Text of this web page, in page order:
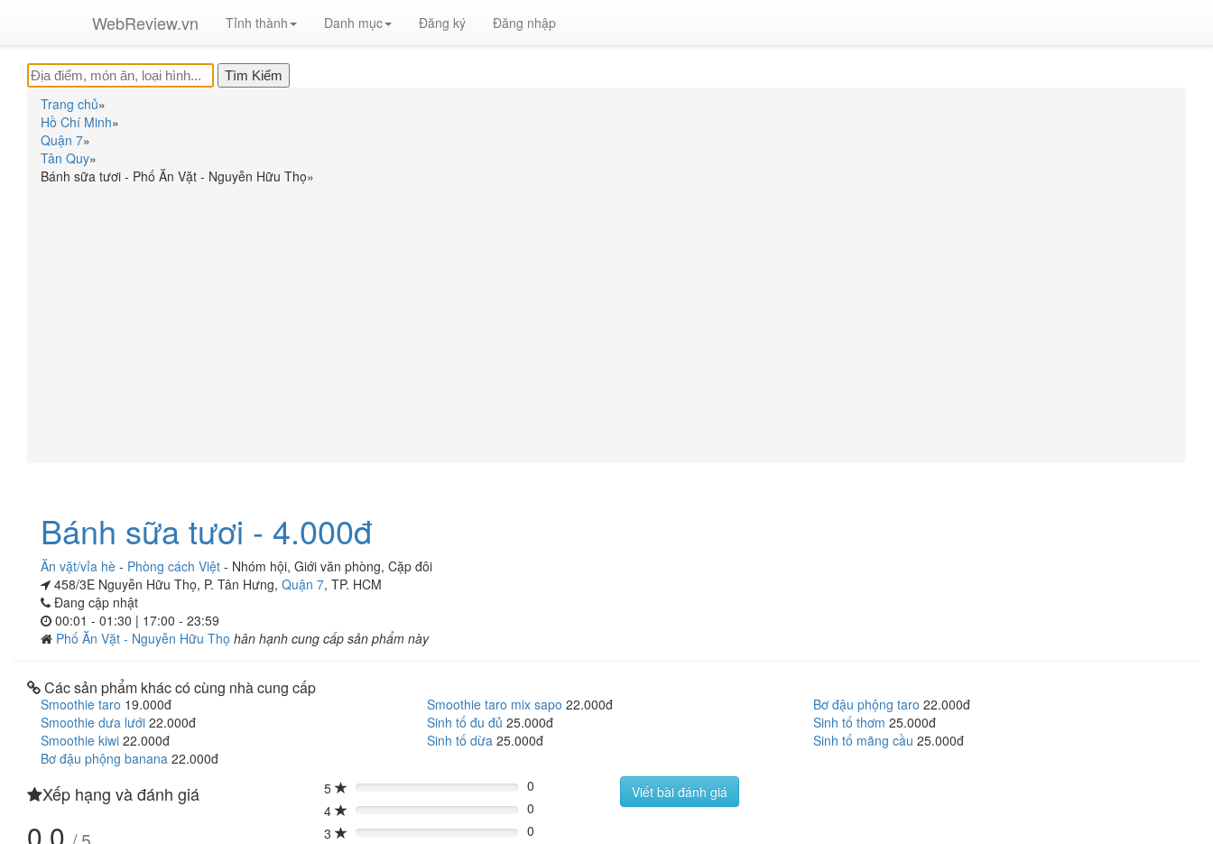
WebReview.vn Tỉnh thành Danh mục Đăng ký Đăng nhập
Trang chủ»
Hồ Chí Minh»
Quận 7»
Tân Quy»
Bánh sữa tươi - Phố Ăn Vặt - Nguyễn Hữu Thọ»
Bánh sữa tươi - 4.000đ
Ăn vặt/vỉa hè - Phòng cách Việt - Nhóm hội, Giới văn phòng, Cặp đôi
458/3E Nguyễn Hữu Thọ, P. Tân Hưng, Quận 7, TP. HCM
Đang cập nhật
00:01 - 01:30 | 17:00 - 23:59
Phố Ăn Vặt - Nguyễn Hữu Thọ hân hạnh cung cấp sản phẩm này
Các sản phẩm khác có cùng nhà cung cấp
Smoothie taro 19.000đ Smoothie taro mix sapo 22.000đ Bơ đậu phộng taro 22.000đ
Smoothie dưa lưới 22.000đ Sinh tố đu đủ 25.000đ Sinh tố thơm 25.000đ
Smoothie kiwi 22.000đ Sinh tố dừa 25.000đ Sinh tố mãng cầu 25.000đ
Bơ đậu phộng banana 22.000đ
Xếp hạng và đánh giá 5 0%
0
4
0%
0
3
0%
0
Viết bài đánh giá